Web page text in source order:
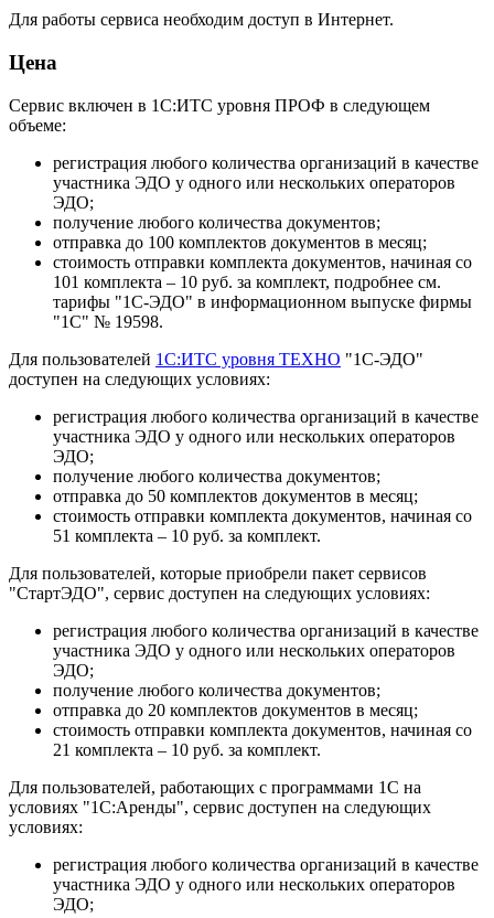
Для работы сервиса необходим доступ в Интернет.
Цена
Сервис включен в 1С:ИТС уровня ПРОФ в следующем
объеме:
регистрация любого количества организаций в качестве
участника ЭДО у одного или нескольких операторов
ЭДО;
получение любого количества документов;
отправка до 100 комплектов документов в месяц;
стоимость отправки комплекта документов, начиная со
101 комплекта – 10 руб. за комплект, подробнее см.
тарифы "1С-ЭДО" в информационном выпуске фирмы
"1С" № 19598.
Для пользователей 1С:ИТС уровня ТЕХНО "1С-ЭДО"
доступен на следующих условиях:
регистрация любого количества организаций в качестве
участника ЭДО у одного или нескольких операторов
ЭДО;
получение любого количества документов;
отправка до 50 комплектов документов в месяц;
стоимость отправки комплекта документов, начиная со
51 комплекта – 10 руб. за комплект.
Для пользователей, которые приобрели пакет сервисов
"СтартЭДО", сервис доступен на следующих условиях:
регистрация любого количества организаций в качестве
участника ЭДО у одного или нескольких операторов
ЭДО;
получение любого количества документов;
отправка до 20 комплектов документов в месяц;
стоимость отправки комплекта документов, начиная со
21 комплекта – 10 руб. за комплект.
Для пользователей, работающих с программами 1С на
условиях "1С:Аренды", сервис доступен на следующих
условиях:
регистрация любого количества организаций в качестве
участника ЭДО у одного или нескольких операторов
ЭДО;